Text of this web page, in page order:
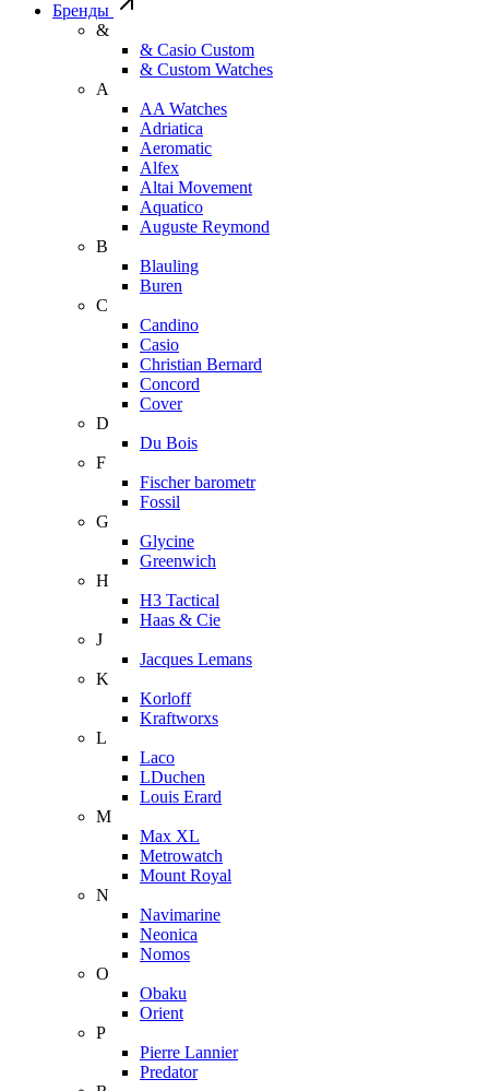
Бренды
&
& Casio Custom
& Custom Watches
A
AA Watches
Adriatica
Aeromatic
Alfex
Altai Movement
Aquatico
Auguste Reymond
B
Blauling
Buren
C
Candino
Casio
Christian Bernard
Concord
Cover
D
Du Bois
F
Fischer barometr
Fossil
G
Glycine
Greenwich
H
H3 Tactical
Haas & Cie
J
Jacques Lemans
K
Korloff
Kraftworxs
L
Laco
LDuchen
Louis Erard
M
Max XL
Metrowatch
Mount Royal
N
Navimarine
Neonica
Nomos
O
Obaku
Orient
P
Pierre Lannier
Predator